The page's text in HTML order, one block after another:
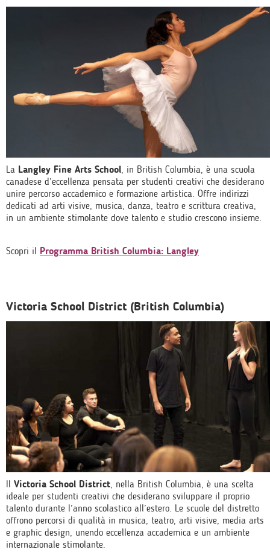
La Langley Fine Arts School , in British Columbia, è una scuola
canadese d’eccellenza pensata per studenti creativi che desiderano
unire percorso accademico e formazione artistica. Offre indirizzi
dedicati ad arti visive, musica, danza, teatro e scrittura creativa,
in un ambiente stimolante dove talento e studio crescono insieme.
Scopri il Programma British Columbia: Langley
Victoria School District (British Columbia)
Il Victoria School District, nella British Columbia, è una scelta
ideale per studenti creativi che desiderano sviluppare il proprio
talento durante l’anno scolastico all’estero. Le scuole del distretto
offrono percorsi di qualità in musica, teatro, arti visive, media arts
e graphic design, unendo eccellenza accademica e un ambiente
internazionale stimolante.